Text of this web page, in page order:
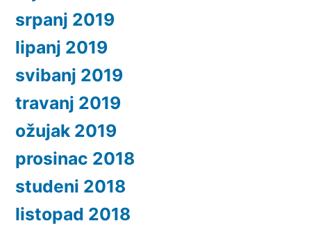
srpanj 2019
lipanj 2019
svibanj 2019
travanj 2019
ožujak 2019
prosinac 2018
studeni 2018
listopad 2018